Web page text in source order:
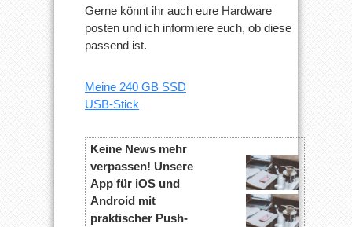
Gerne könnt ihr auch eure Hardware
posten und ich informiere euch, ob diese
passend ist.
Meine 240 GB SSD
USB-Stick
Keine News mehr
verpassen! Unsere
App für iOS und
Android mit
praktischer Push-